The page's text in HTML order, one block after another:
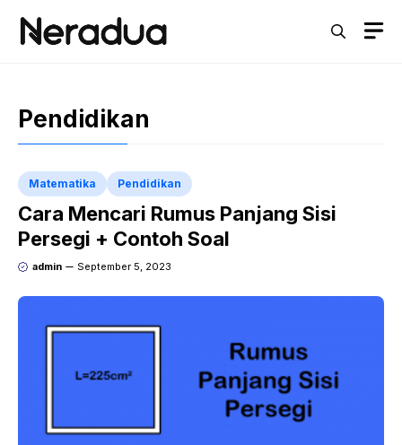
Pendidikan
Matematika Pendidikan
Cara Mencari Rumus Panjang Sisi
Persegi + Contoh Soal
admin September 5, 2023